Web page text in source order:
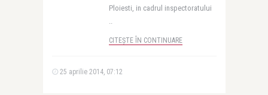
Ploiesti, in cadrul inspectoratului
..
CITEȘTE ÎN CONTINUARE
25 aprilie 2014, 07:12